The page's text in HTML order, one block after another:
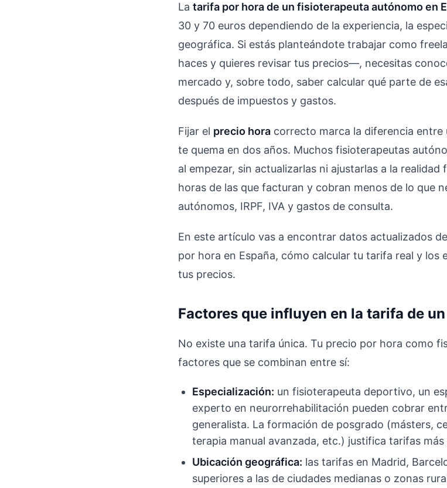
La tarifa por hora de un fisioterapeuta autónomo en
30 y 70 euros dependiendo de la experiencia, la
geográfica. Si estás planteándote trabajar como
haces y quieres revisar tus precios—, necesitas
mercado y, sobre todo, saber calcular qué parte de
después de impuestos y gastos.
Fijar el precio hora correcto marca la diferencia
te quema en dos años. Muchos fisioterapeutas
al empezar, sin actualizarlas ni ajustarlas a la
horas de las que facturan y cobran menos de lo que
autónomos, IRPF, IVA y gastos de consulta.
En este artículo vas a encontrar datos actualizados de
por hora en España, cómo calcular tu tarifa real y los
tus precios.
Factores que influyen en la tarifa de
No existe una tarifa única. Tu precio por hora como
factores que se combinan entre sí:
Especialización: un fisioterapeuta deportivo, un
experto en neurorrehabilitación pueden cobrar
generalista. La formación de posgrado (másters,
terapia manual avanzada, etc.) justifica tarifas más
Ubicación geográfica: las tarifas en Madrid,
superiores a las de ciudades medianas o zonas